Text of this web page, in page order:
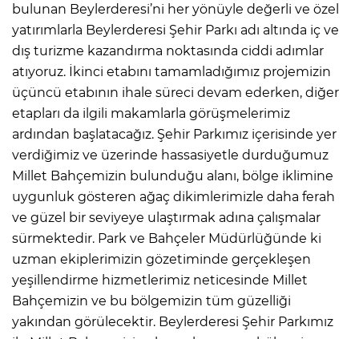
bulunan Beylerderesi’ni her yönüyle değerli ve özel
yatırımlarla Beylerderesi Şehir Parkı adı altında iç ve
dış turizme kazandırma noktasında ciddi adımlar
atıyoruz. İkinci etabını tamamladığımız projemizin
üçüncü etabının ihale süreci devam ederken, diğer
etapları da ilgili makamlarla görüşmelerimiz
ardından başlatacağız. Şehir Parkımız içerisinde yer
verdiğimiz ve üzerinde hassasiyetle durduğumuz
Millet Bahçemizin bulunduğu alanı, bölge iklimine
uygunluk gösteren ağaç dikimlerimizle daha ferah
ve güzel bir seviyeye ulaştırmak adına çalışmalar
sürmektedir. Park ve Bahçeler Müdürlüğünde ki
uzman ekiplerimizin gözetiminde gerçekleşen
yeşillendirme hizmetlerimiz neticesinde Millet
Bahçemizin ve bu bölgemizin tüm güzelliği
yakından görülecektir. Beylerderesi Şehir Parkımız